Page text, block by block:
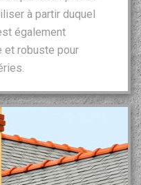
à partir duquel
également
et robuste pour